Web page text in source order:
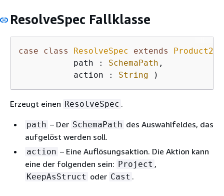
ResolveSpec Fallklasse
case class ResolveSpec extends Product2
           path :
SchemaPath ,
           action :
String )
Erzeugt einen ResolveSpec .
path – Der SchemaPath des Auswahlfeldes, das
aufgelöst werden soll.
action – Eine Auflösungsaktion. Die Aktion kann
eine der folgenden sein: Project ,
KeepAsStruct oder Cast .